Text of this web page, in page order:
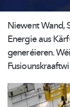
Niewent Wand,
Energie aus
generéieren. Wéi